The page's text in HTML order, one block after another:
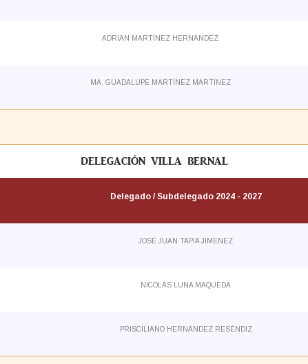
ADRIÁN MARTÍNEZ HERNÁNDEZ
MA. GUADALUPE MARTÍNEZ MARTÍNEZ
DELEGACIÓN VILLA BERNAL
Delegado / Subdelegado 2024 - 2027
JOSÉ JUAN TAPIA JIMENEZ
NICOLÁS LUNA MAQUEDA
PRISCILIANO HERNÁNDEZ RESÉNDIZ